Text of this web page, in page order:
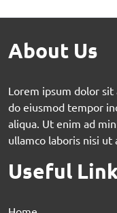
About Us
Lorem ipsum dolor
do eiusmod tempor
aliqua. Ut enim ad
ullamco laboris nisi ut
Useful